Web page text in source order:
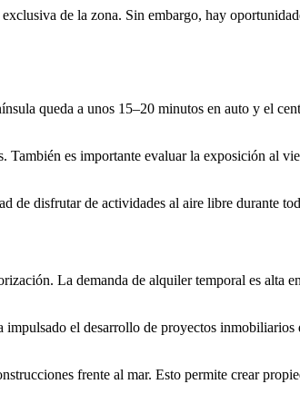
de la zona. Sin embargo, hay
queda a unos 15–20 minutos en auto y el
También es importante evaluar la exposición al
de disfrutar de actividades al aire libre durante
La demanda de alquiler temporal es alta
el desarrollo de proyectos
frente al mar. Esto permite crear